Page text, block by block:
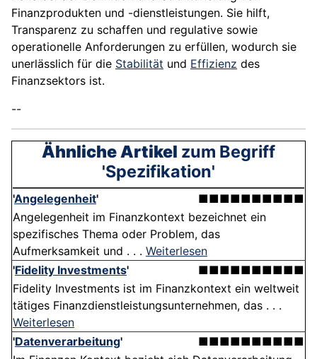
Finanzprodukten und -dienstleistungen. Sie hilft,
Transparenz zu schaffen und regulative sowie
operationelle Anforderungen zu erfüllen, wodurch sie
unerlässlich für die Stabilität und Effizienz des
Finanzsektors ist.
--
Ähnliche Artikel zum Begriff
'Spezifikation'
'Angelegenheit'
■■■■■■■■■■
Angelegenheit im Finanzkontext bezeichnet ein
spezifisches Thema oder Problem, das
Aufmerksamkeit und . . . Weiterlesen
'Fidelity Investments'
■■■■■■■■■■
Fidelity Investments ist im Finanzkontext ein weltweit
tätiges Finanzdienstleistungsunternehmen, das . . .
Weiterlesen
'Datenverarbeitung'
■■■■■■■■■■